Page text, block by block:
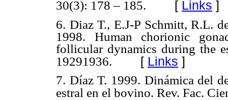
30(3): 178 – 185. [ Links ]
6. Diaz T., E.J-P Schmitt, R.L.
1998. Human chorionic
follicular dynamics during the
19291936. [ Links ]
7. Díaz T. 1999. Dinámica del
estral en el bovino. Rev. Fac.